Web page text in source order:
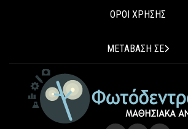
ΟΡΟΙ ΧΡΗΣΗΣ
ΜΕΤΑΒΑΣΗ ΣΕ